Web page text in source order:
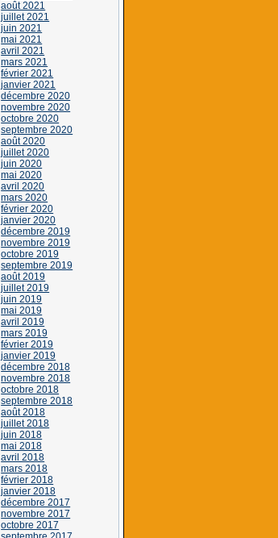
août 2021
juillet 2021
juin 2021
mai 2021
avril 2021
mars 2021
février 2021
janvier 2021
décembre 2020
novembre 2020
octobre 2020
septembre 2020
août 2020
juillet 2020
juin 2020
mai 2020
avril 2020
mars 2020
février 2020
janvier 2020
décembre 2019
novembre 2019
octobre 2019
septembre 2019
août 2019
juillet 2019
juin 2019
mai 2019
avril 2019
mars 2019
février 2019
janvier 2019
décembre 2018
novembre 2018
octobre 2018
septembre 2018
août 2018
juillet 2018
juin 2018
mai 2018
avril 2018
mars 2018
février 2018
janvier 2018
décembre 2017
novembre 2017
octobre 2017